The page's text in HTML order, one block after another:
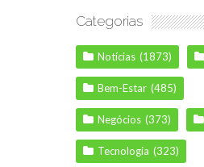
Categorias
Notícias (1873)
Bem-Estar (485)
Negócios (373)
Tecnologia (323)